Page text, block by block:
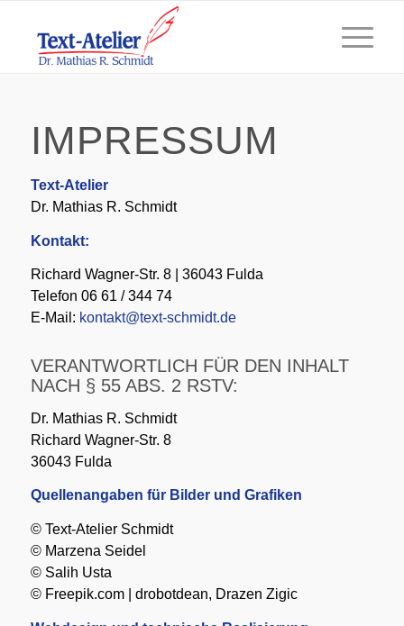
IMPRESSUM
Text-Atelier
Dr. Mathias R. Schmidt
Kontakt:
Richard Wagner-Str. 8 | 36043 Fulda
Telefon 06 61 / 344 74
E-Mail: kontakt@text-schmidt.de
VERANTWORTLICH FÜR DEN INHALT
NACH § 55 ABS. 2 RSTV:
Dr. Mathias R. Schmidt
Richard Wagner-Str. 8
36043 Fulda
Quellenangaben für Bilder und Grafiken
© Text-Atelier Schmidt
© Marzena Seidel
© Salih Usta
© Freepik.com | drobotdean, Drazen Zigic